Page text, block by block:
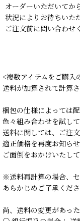
オーダーいただいてか
状況によりお待ちいた
ご注文前に問い合わせ
<複数アイテムをご購入
送料が加算されて計算
梱包の仕様によっては
色々組み合わせを試し
送料に関しては、ご注
適正価格を再度お知ら
ご面倒をおかけいたし
※送料再計算の場合、
あらかじめご了承くださ
尚、送料の変更があっ